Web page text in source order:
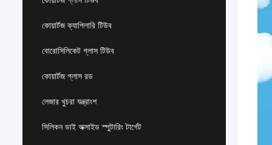
কোয়ার্টজ ক্যাপিলারি টিউব
বোরোসিলিকেট গ্লাস টিউব
কোয়ার্টজ গ্লাস রড
লেজার খুচরা যন্ত্রাংশ
সিলিকন ডাই অক্সাইড স্পুটারিং টার্গেট